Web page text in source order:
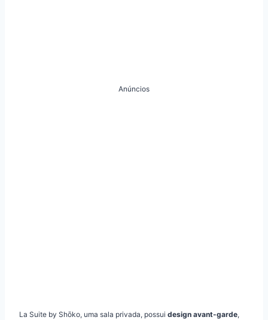
Anúncios
La Suite by Shōko, uma sala privada, possui design avant-garde,